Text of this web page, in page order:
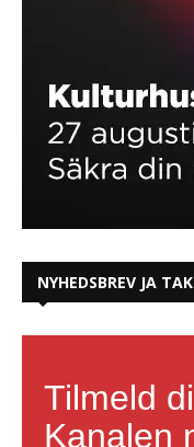
NYHEDSBREV JA TAK